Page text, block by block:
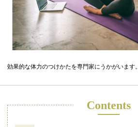
効果的な体力のつけかたを専門家にうかがいます。
Contents